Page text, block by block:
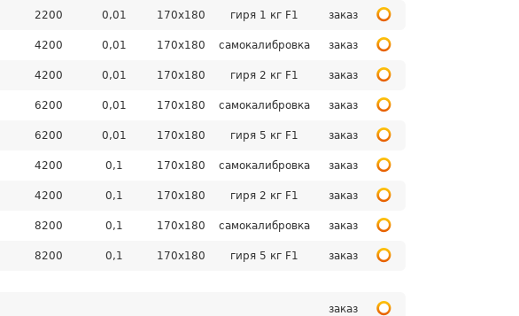
2200 0,01 170х180 гиря 1 кг F1 заказ
4200 0,01 170х180 самокалибровка заказ
4200 0,01 170х180 гиря 2 кг F1 заказ
6200 0,01 170х180 самокалибровка заказ
6200 0,01 170х180 гиря 5 кг F1 заказ
4200 0,1 170х180 самокалибровка заказ
4200 0,1 170х180 гиря 2 кг F1 заказ
8200 0,1 170х180 самокалибровка заказ
8200 0,1 170х180 гиря 5 кг F1 заказ
заказ